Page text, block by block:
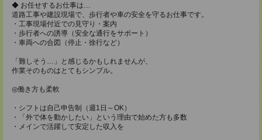
◆ お任せするお仕事は…
道路工事や建設現場で、歩行者や車の安全を守るお仕事です。
・工事現場付近での見守り・案内
・歩行者への誘導（安全な通行をサポート）
・車両への合図（停止・徐行など）
「難しそう…」と感じるかもしれませんが、
作業そのものはとてもシンプル。
◎働き方も柔軟
・シフトは自己申告制（週1日～OK）
・「外で体を動かしたい」という理由で始めた方も多数
・メインで活躍して安定した収入を